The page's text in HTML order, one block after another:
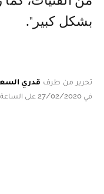
بشكل كبير".
تحرير من طرف قدري
في 27/02/2020 على الساعة 12:03